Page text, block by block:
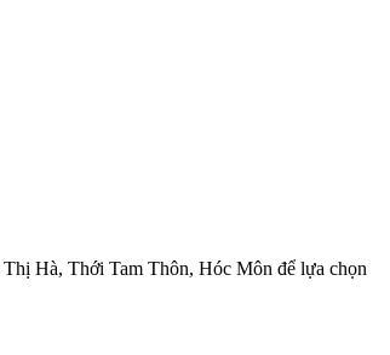
Hà, Thới Tam Thôn, Hóc Môn để lựa chọn